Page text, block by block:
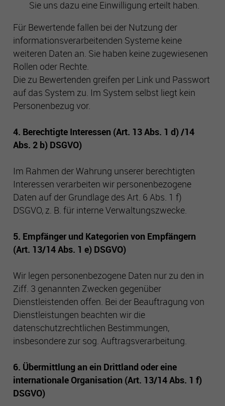
Sie uns dazu eine Einwilligung erteilt haben.
Für Bewertende fallen bei der Nutzung der
informationsverarbeitenden Systeme keine
weiteren Daten an. Sie haben keine zugewiesenen
Rollen oder Rechte.
Die zu Bewertenden greifen per Link und Passwort
auf das System zu. Im System selbst liegt kein
Personenbezug vor.
4. Berechtigte Interessen (Art. 13 Abs. 1 d) /14
Abs. 2 b) DSGVO)
Im Rahmen der Wahrung unserer berechtigten
Interessen verarbeiten wir personenbezogene
Daten auf der Grundlage des Art. 6 Abs. 1 f)
DSGVO, z. B. für interne Verwaltungszwecke.
5. Empfänger und Kategorien von Empfängern
(Art. 13/14 Abs. 1 e) DSGVO)
Wir legen personenbezogene Daten nur zu den in
Ziff. 3 genannten Zwecken gegenüber
Dienstleistenden offen. Bei der Beauftragung von
Dienstleistungen beachten wir die
datenschutzrechtlichen Bestimmungen,
insbesondere zur sog. Auftragsverarbeitung.
6. Übermittlung an ein Drittland oder eine
internationale Organisation (Art. 13/14 Abs. 1 f)
DSGVO)